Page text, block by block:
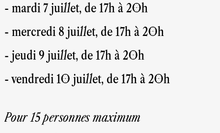
- mardi 7 juillet, de 17h à 20h
- mercredi 8 juillet, de 17h à 20h
- jeudi 9 juillet, de 17h à 20h
- vendredi 10 juillet, de 17h à 20h
Pour 15 personnes maximum